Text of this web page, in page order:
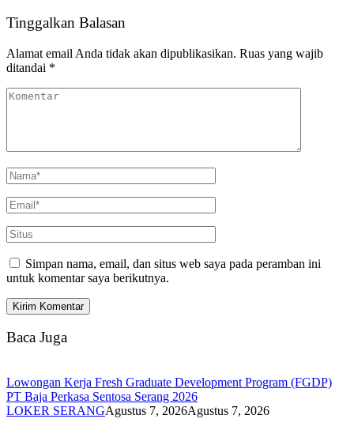
Tinggalkan Balasan
Alamat email Anda tidak akan dipublikasikan. Ruas yang wajib
ditandai *
Simpan nama, email, dan situs web saya pada peramban ini
untuk komentar saya berikutnya.
Baca Juga
Lowongan Kerja Fresh Graduate Development Program (FGDP)
PT Baja Perkasa Sentosa Serang 2026
LOKER SERANGAgustus 7, 2026Agustus 7, 2026